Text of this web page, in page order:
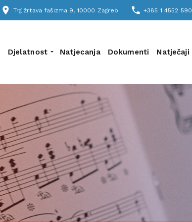
place Trg žrtava fašizma 9, 10000 Zagreb phone +385 1 4552 590
Djelatnost Natjecanja Dokumenti Natječaji